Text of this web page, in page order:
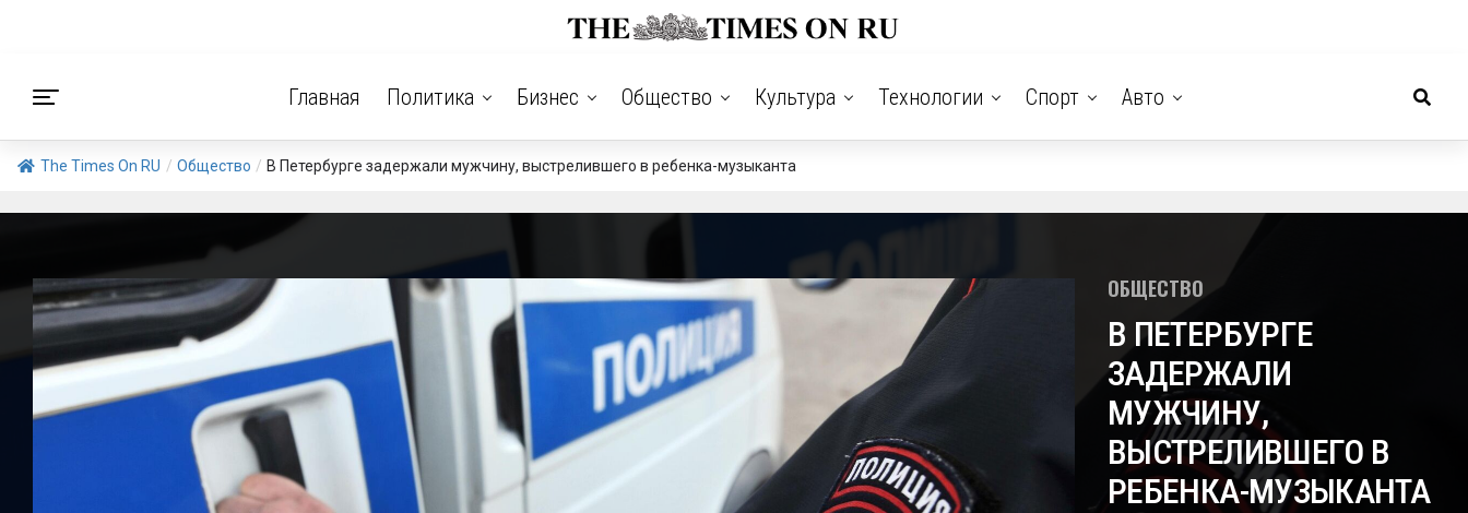
Главная Политика Бизнес Общество Культура Технологии Спорт Авто
The Times On RU / Общество / В Петербурге задержали мужчину, выстрелившего в ребенка-музыканта
ОБЩЕСТВО
В ПЕТЕРБУРГЕ
ЗАДЕРЖАЛИ
МУЖЧИНУ,
ВЫСТРЕЛИВШЕГО В
РЕБЕНКА-МУЗЫКАНТА